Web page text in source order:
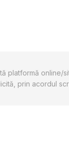
platformă
prin acordul